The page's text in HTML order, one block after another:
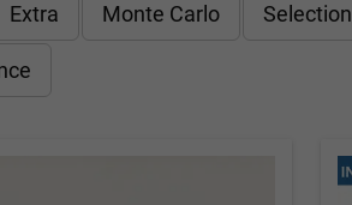
Extra Monte Carlo Selection